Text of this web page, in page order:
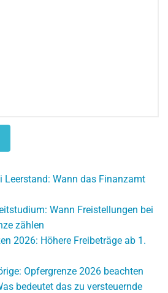
Leerstand: Wann das Finanzamt
Wann Freistellungen bei
zählen
2026: Höhere Freibeträge ab 1.
Opfergrenze 2026 beachten
bedeutet das zu versteuernde